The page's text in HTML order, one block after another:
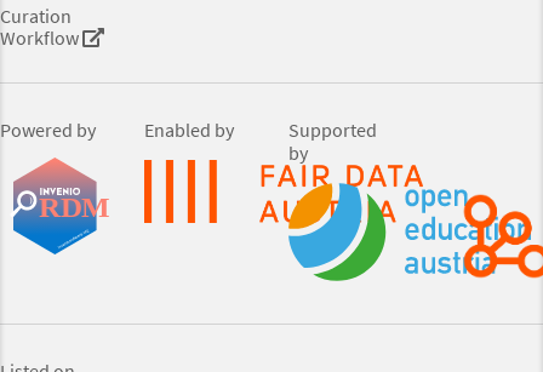
Curation
Workflow
Powered by Enabled by
Supported
by